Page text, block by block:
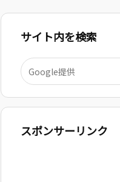
サイト内を検索
スポンサーリンク